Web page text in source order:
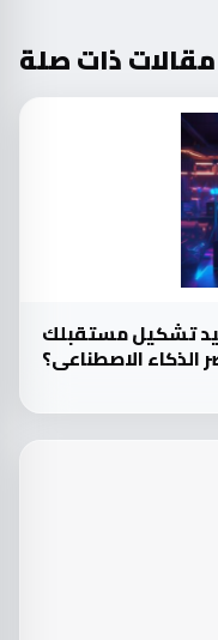
مقالات ذات صلة
تشكيل مستقبلك
الذكاء الاصطناعي؟